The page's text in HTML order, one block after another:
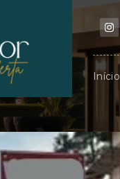
Início